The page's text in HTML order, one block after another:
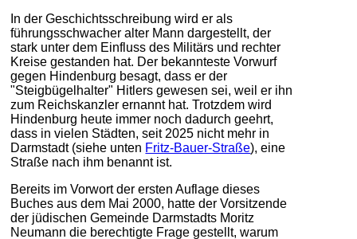
In der Geschichtsschreibung wird er als
führungsschwacher alter Mann dargestellt, der
stark unter dem Einfluss des Militärs und rechter
Kreise gestanden hat. Der bekannteste Vorwurf
gegen Hindenburg besagt, dass er der
"Steigbügelhalter" Hitlers gewesen sei, weil er ihn
zum Reichskanzler ernannt hat. Trotzdem wird
Hindenburg heute immer noch dadurch geehrt,
dass in vielen Städten, seit 2025 nicht mehr in
Darmstadt (siehe unten Fritz-Bauer-Straße), eine
Straße nach ihm benannt ist.
Bereits im Vorwort der ersten Auflage dieses
Buches aus dem Mai 2000, hatte der Vorsitzende
der jüdischen Gemeinde Darmstadts Moritz
Neumann die berechtigte Frage gestellt, warum